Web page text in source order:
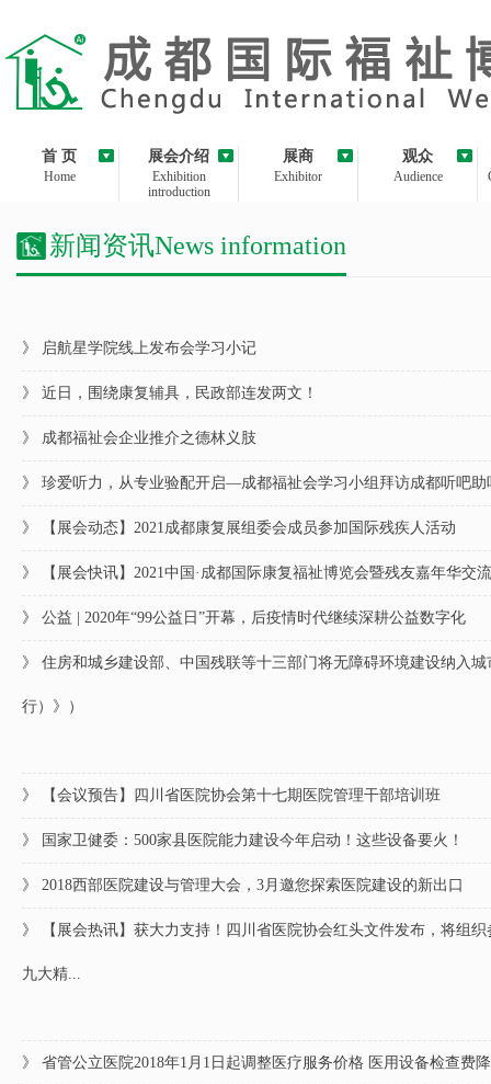
首 页
Home
展会介绍
Exhibition
introduction
展商
Exhibitor
观众
Audience
新闻资讯News information
》 启航星学院线上发布会学习小记
》 近日，围绕康复辅具，民政部连发两文！
》 成都福祉会企业推介之德林义肢
》 珍爱听力，从专业验配开启—成都福祉会学习小组拜访成都听吧助
》 【展会动态】2021成都康复展组委会成员参加国际残疾人活动
》 【展会快讯】2021中国·成都国际康复福祉博览会暨残友嘉年华交
》 公益 | 2020年“99公益日”开幕，后疫情时代继续深耕公益数字化
》 住房和城乡建设部、中国残联等十三部门将无障碍环境建设纳入
行）》）
》 【会议预告】四川省医院协会第十七期医院管理干部培训班
》 国家卫健委：500家县医院能力建设今年启动！这些设备要火！
》 2018西部医院建设与管理大会，3月邀您探索医院建设的新出口
》 【展会热讯】获大力支持！四川省医院协会红头文件发布，将组
九大精...
》 省管公立医院2018年1月1日起调整医疗服务价格 医用设备检查费降